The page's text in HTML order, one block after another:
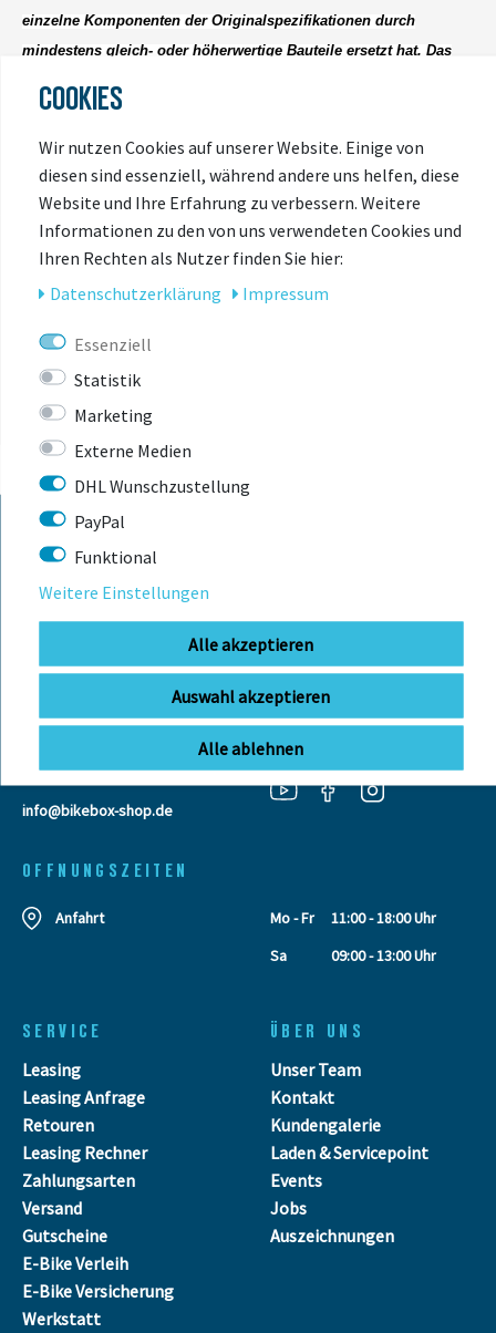
einzelne Komponenten der Originalspezifikationen durch
mindestens gleich- oder höherwertige Bauteile ersetzt hat. Das
ZULETZT
KONTAKT
Stuttgarter Str. 72 78628 Rottweil-
info@bikebox-shop.de
0741 206770-00
Telefonzeiten:
Mo-Fr: 09:00 - 12:00 Uhr
OFFNUNGSZEITEN
Anfahrt Mo - Fr
11:00 - 18:00 Uhr
Sa
09:00 - 13:00 Uhr
SERVICE
Leasing
Leasing Anfrage
Retouren
Leasing Rechner
Zahlungsarten
Versand
Gutscheine
E-Bike Verleih
E-Bike Versicherung
Werkstatt
ÜBER UNS
Unser Team
Kontakt
Kundengalerie
Laden & Servicepoint
Events
Jobs
Auszeichnungen
COOKIES
Wir nutzen Cookies auf unserer Website. Einige von
diesen sind essenziell, während andere uns helfen, diese
Website und Ihre Erfahrung zu verbessern. Weitere
Informationen zu den von uns verwendeten Cookies und
Ihren Rechten als Nutzer finden Sie hier:
Daten­schutz­erklärung
Impressum
Essenziell
Statistik
Marketing
Externe Medien
DHL Wunschzustellung
PayPal
Funktional
Weitere Einstellungen
Alle akzeptieren
Auswahl akzeptieren
Alle ablehnen